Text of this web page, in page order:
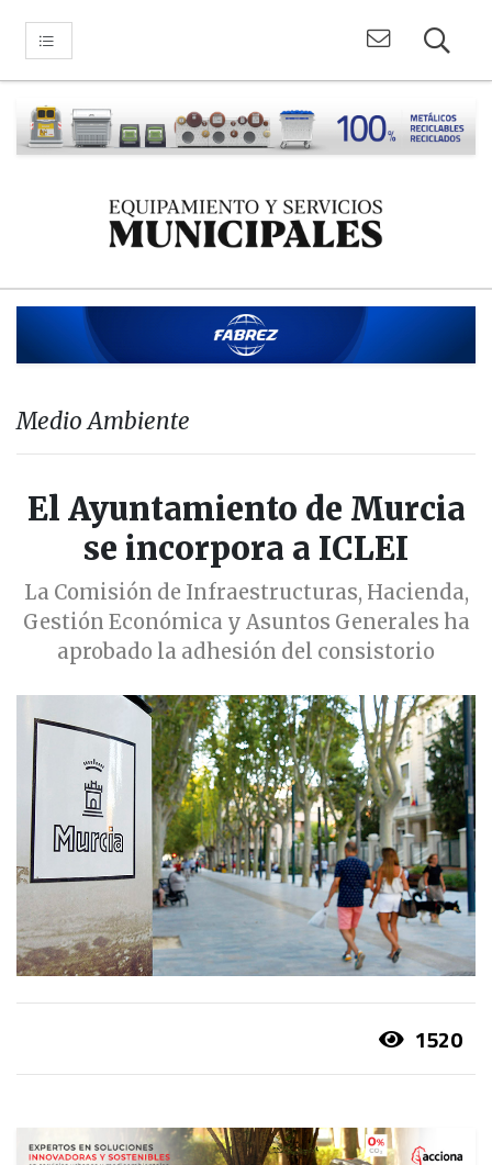
Medio Ambiente
El Ayuntamiento de Murcia
se incorpora a ICLEI
La Comisión de Infraestructuras, Hacienda,
Gestión Económica y Asuntos Generales ha
aprobado la adhesión del consistorio
1520